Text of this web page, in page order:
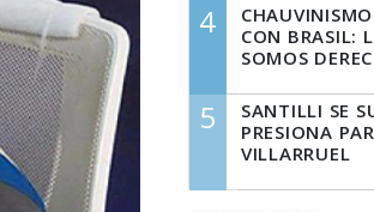
4
CON BRASIL:
SOMOS
5
SANTILLI SE
PRESIONA
VILLARRUEL